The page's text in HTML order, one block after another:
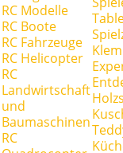
RC Modelle
RC Boote
RC Fahrzeuge
RC Helicopter
RC
Landwirtschaft
und
Baumaschinen
RC